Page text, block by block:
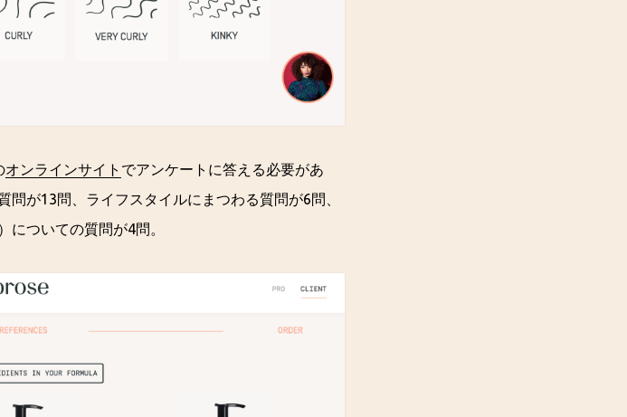
オンラインサイト でアンケートに答える必要があ
が13問、ライフスタイルにまつわる質問が6問、
についての質問が4問。